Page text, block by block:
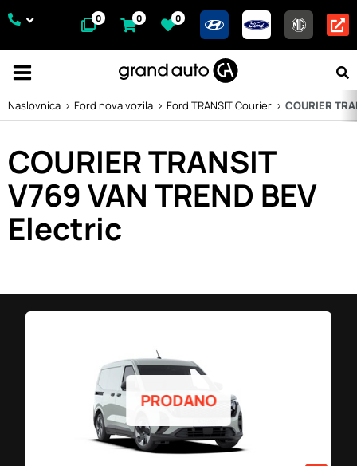
0 0 0
Naslovnica Ford nova vozila Ford TRANSIT Courier COURIER
COURIER TRANSIT
V769 VAN TREND BEV
Electric
PRODANO